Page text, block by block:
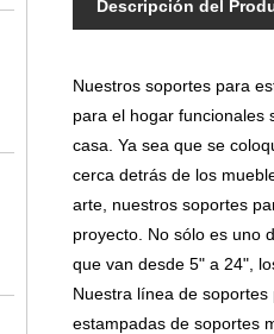
Descripción del
Nuestros soportes para
para el hogar funcionales
casa. Ya sea que se
cerca detrás de los
arte, nuestros soportes
proyecto. No sólo es uno
que van desde 5" a 24",
Nuestra línea de
estampadas de soportes